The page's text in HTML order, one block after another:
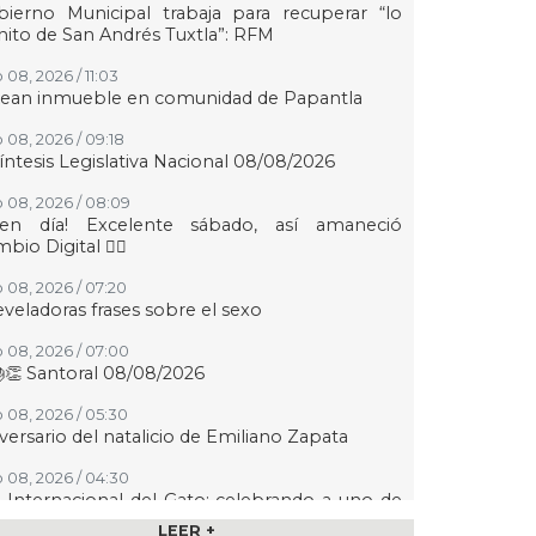
Municipal trabaja para recuperar “lo
de San Andrés Tuxtla”: RFM
08, 2026 / 11:03
inmueble en comunidad de Papantla
08, 2026 / 09:18
Legislativa Nacional 08/08/2026
08, 2026 / 08:09
día! Excelente sábado, así amaneció
Digital 👍🏻
08, 2026 / 07:20
frases sobre el sexo
08, 2026 / 07:00
Santoral 08/08/2026
08, 2026 / 05:30
del natalicio de Emiliano Zapata
08, 2026 / 04:30
Internacional del Gato: celebrando a uno de
de compañía más queridos
LEER +